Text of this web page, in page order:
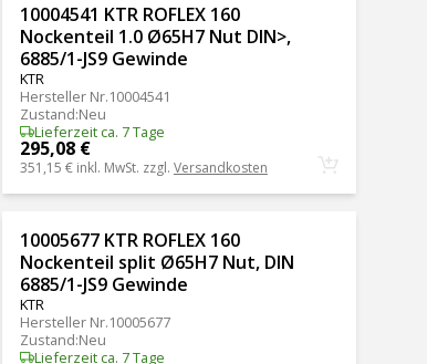
10004541 KTR ROFLEX 160
Nockenteil 1.0 Ø65H7 Nut DIN>,
6885/1-JS9 Gewinde
KTR
Hersteller Nr.10004541
Zustand:Neu
Lieferzeit ca. 7 Tage
295,08 €
351,15 € inkl. MwSt. zzgl. Versandkosten
10005677 KTR ROFLEX 160
Nockenteil split Ø65H7 Nut, DIN
6885/1-JS9 Gewinde
KTR
Hersteller Nr.10005677
Zustand:Neu
Lieferzeit ca. 7 Tage